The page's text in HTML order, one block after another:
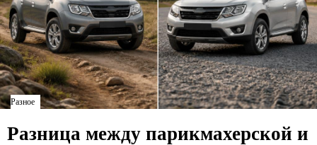
Разное
Разница между парикмахерской и